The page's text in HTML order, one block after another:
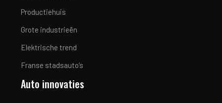
Productiehuis
Grote industrieën
Elektrische trend
Franse stadsauto’s
Auto innovaties